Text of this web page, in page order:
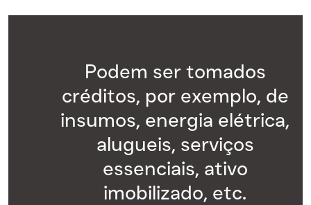
Podem ser tomados
créditos, por exemplo, de
insumos, energia elétrica,
alugueis, serviços
essenciais, ativo
imobilizado, etc.